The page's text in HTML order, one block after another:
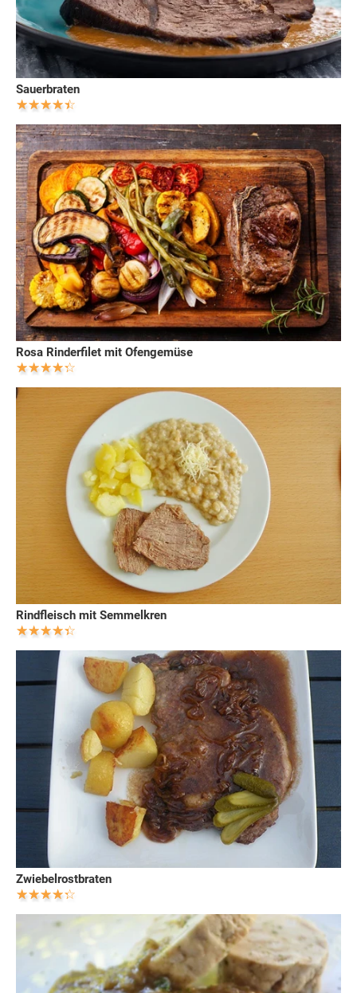
Sauerbraten
Rosa Rinderfilet mit Ofengemüse
Rindfleisch mit Semmelkren
Zwiebelrostbraten